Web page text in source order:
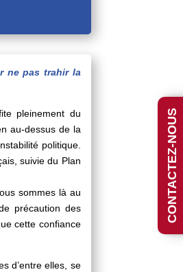
ne pas trahir la
pleinement du
au-dessus de la
politique.
suivie du Plan
sommes là au
précaution des
cette confiance
d’entre elles, se
CONTACTEZ-NOUS